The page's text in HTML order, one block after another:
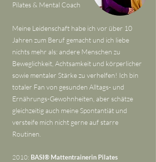
Pilates & Mental Coach
Meine Leidenschaft habe ich vor über 10
Jahren zum Beruf gemacht und ich liebe
nichts mehr als: andere Menschen zu
Beweglichkeit, Achtsamkeit und körperlicher
sowie mentaler Stärke zu verhelfen! Ich bin
totaler Fan von gesunden Alltags- und
Ernährungs-Gewohnheiten, aber schätze
gleichzeitig auch meine Spontantiät und
versteife mich nicht gerne auf starre
Routinen.
2010: BASI® Mattentrainerin Pilates